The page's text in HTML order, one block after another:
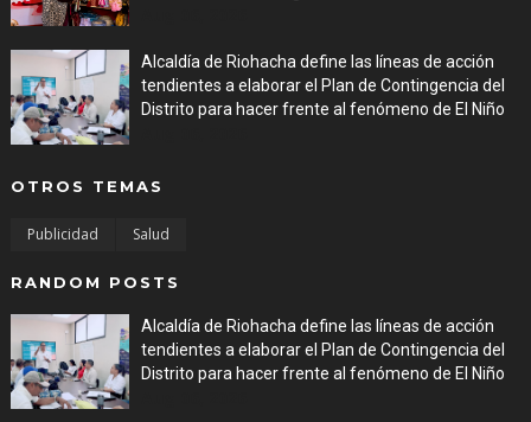
Alcaldía de Riohacha define las líneas de acción
tendientes a elaborar el Plan de Contingencia del
Distrito para hacer frente al fenómeno de El Niño
OTROS TEMAS
Publicidad Salud
RANDOM POSTS
Alcaldía de Riohacha define las líneas de acción
tendientes a elaborar el Plan de Contingencia del
Distrito para hacer frente al fenómeno de El Niño